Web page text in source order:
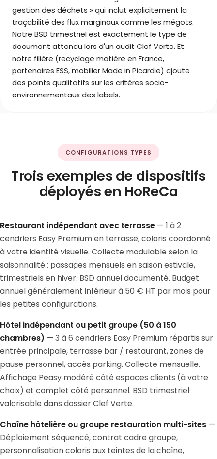
gestion des déchets » qui inclut explicitement la
traçabilité des flux marginaux comme les mégots.
Notre BSD trimestriel est exactement le type de
document attendu lors d'un audit Clef Verte. Et
notre filière (recyclage matière en France,
partenaires ESS, mobilier Made in Picardie) ajoute
des points qualitatifs sur les critères socio-
environnementaux des labels.
CONFIGURATIONS TYPES
Trois exemples de dispositifs
déployés en HoReCa
Restaurant indépendant avec terrasse — 1 à 2
cendriers Easy Premium en terrasse, coloris coordonné
à votre identité visuelle. Collecte modulable selon la
saisonnalité : passages mensuels en saison estivale,
trimestriels en hiver. BSD annuel documenté. Budget
annuel généralement inférieur à 50 € HT par mois pour
les petites configurations.
Hôtel indépendant ou petit groupe (50 à 150
chambres) — 3 à 6 cendriers Easy Premium répartis sur
entrée principale, terrasse bar / restaurant, zones de
pause personnel, accès parking. Collecte mensuelle.
Affichage Peasy modéré côté espaces clients (à votre
choix) et complet côté personnel. BSD trimestriel
valorisable dans dossier Clef Verte.
Chaîne hôtelière ou groupe restauration multi-sites —
Déploiement séquencé, contrat cadre groupe,
personnalisation coloris aux teintes de la chaîne,